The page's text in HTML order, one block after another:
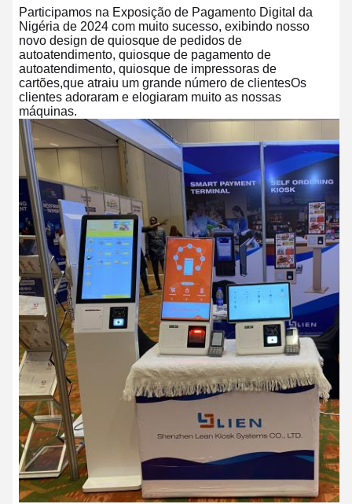
Participamos na Exposição de Pagamento Digital da
Nigéria de 2024 com muito sucesso, exibindo nosso
novo design de quiosque de pedidos de
autoatendimento, quiosque de pagamento de
autoatendimento, quiosque de impressoras de
cartões,que atraiu um grande número de clientesOs
clientes adoraram e elogiaram muito as nossas
máquinas.